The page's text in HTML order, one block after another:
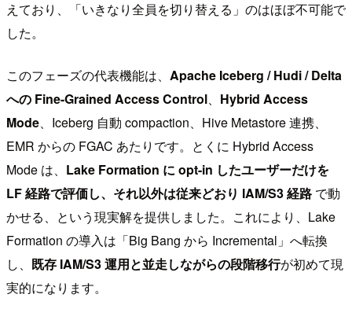
えており、「いきなり全員を切り替える」のはほぼ不可能で
した。
このフェーズの代表機能は、 Apache Iceberg / Hudi / Delta
への Fine-Grained Access Control、 Hybrid Access
Mode、Iceberg 自動 compaction、Hive Metastore 連携、
EMR からの FGAC あたりです。とくに Hybrid Access
Mode は、 Lake Formation に opt-in したユーザーだけを
LF 経路で評価し、それ以外は従来どおり IAM/S3 経路 で動
かせる、という現実解を提供しました。これにより、Lake
Formation の導入は「Big Bang から Incremental」へ転換
し、 既存 IAM/S3 運用と並走しながらの段階移行が初めて現
実的になります。